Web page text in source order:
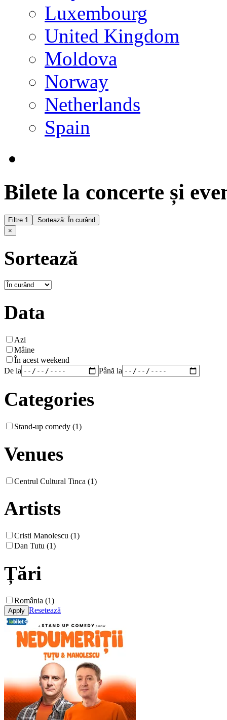
Luxembourg
United Kingdom
Moldova
Norway
Netherlands
Spain
Bilete la concerte și
Filtre 1
Sortează: În curând
×
Sortează
Data
Azi
Mâine
În acest weekend
De la
Până la
Categories
Stand-up comedy (1)
Venues
Centrul Cultural Tinca (1)
Artists
Cristi Manolescu (1)
Dan Tutu (1)
Țări
România (1)
Resetează